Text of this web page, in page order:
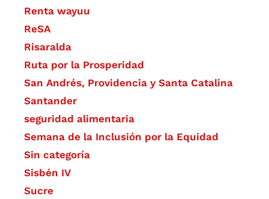
Renta wayuu
ReSA
Risaralda
Ruta por la Prosperidad
San Andrés, Providencia y Santa Catalina
Santander
seguridad alimentaria
Semana de la Inclusión por la Equidad
Sin categoría
Sisbén IV
Sucre